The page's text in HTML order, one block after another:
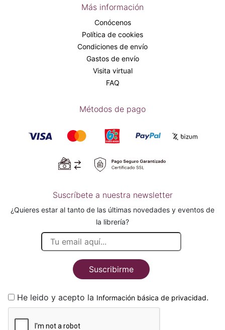
Más información
Conócenos
Política de cookies
Condiciones de envío
Gastos de envío
Visita virtual
FAQ
Métodos de pago
Suscríbete a nuestra newsletter
¿Quieres estar al tanto de las últimas novedades y eventos de
la librería?
Suscribirme
He leido y acepto la Información básica de privacidad.